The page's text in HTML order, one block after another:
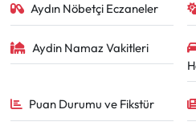
Aydın Nöbetçi Eczaneler
Aydin Namaz Vakitleri
Puan Durumu ve Fikstür